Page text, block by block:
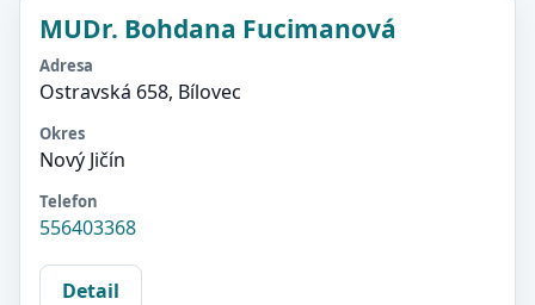
MUDr. Bohdana Fucimanová
Adresa
Ostravská 658, Bílovec
Okres
Nový Jičín
Telefon
556403368
Detail